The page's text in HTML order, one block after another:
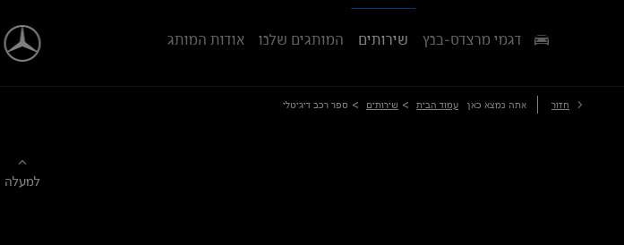
דגמי מרצדס-בנץ שירותים המותגים שלנו אודות המותג
חזור אתה נמצא כאן עמוד הבית > שירותים > ספר רכב דיגיטלי
למעלה